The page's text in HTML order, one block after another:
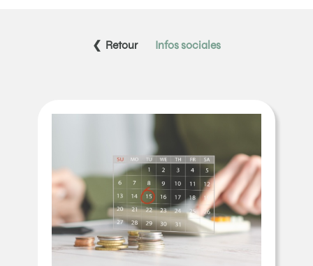
❮ Retour Infos sociales